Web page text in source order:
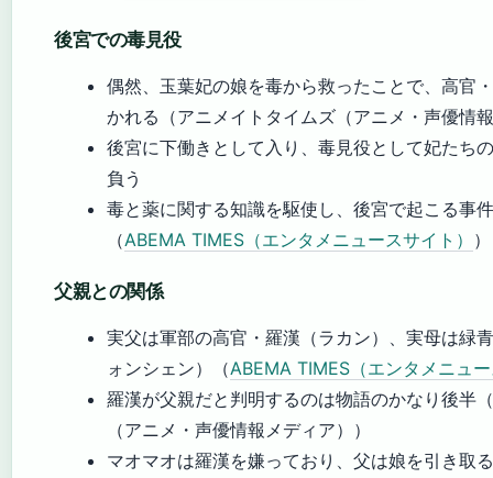
後宮での毒見役
偶然、玉葉妃の娘を毒から救ったことで、高官
かれる（アニメイトタイムズ（アニメ・声優情
後宮に下働きとして入り、毒見役として妃たち
負う
毒と薬に関する知識を駆使し、後宮で起こる事
（ABEMA TIMES（エンタメニュースサイト） ）
父親との関係
実父は軍部の高官・羅漢（ラカン）、実母は緑
ォンシェン）（ABEMA TIMES（エンタメニュ
羅漢が父親だと判明するのは物語のかなり後半
（アニメ・声優情報メディア））
マオマオは羅漢を嫌っており、父は娘を引き取